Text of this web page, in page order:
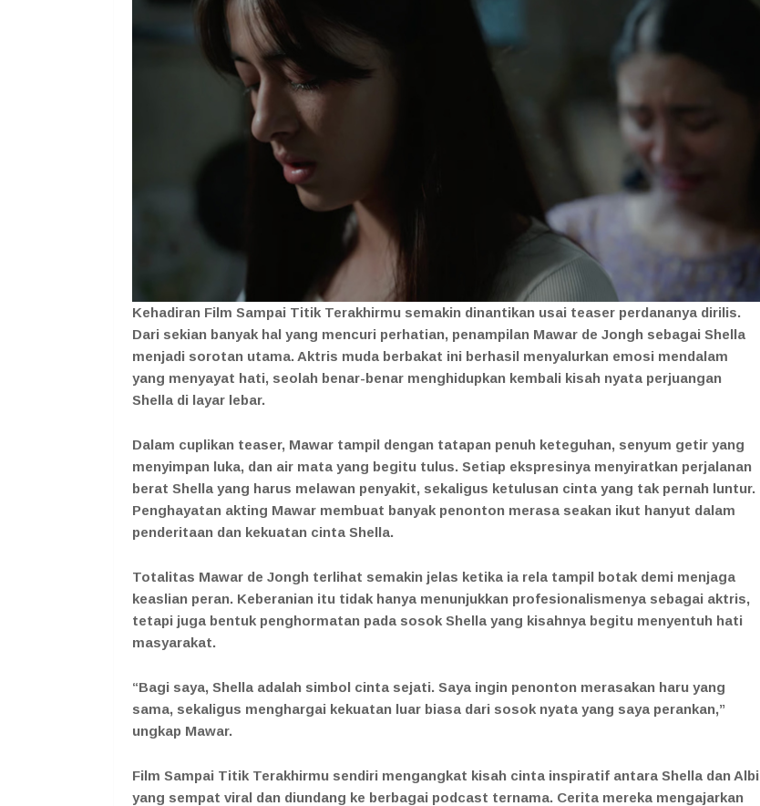
Kehadiran Film Sampai Titik Terakhirmu semakin dinantikan usai teaser perdananya dirilis.
Dari sekian banyak hal yang mencuri perhatian, penampilan Mawar de Jongh sebagai Shella
menjadi sorotan utama. Aktris muda berbakat ini berhasil menyalurkan emosi mendalam
yang menyayat hati, seolah benar-benar menghidupkan kembali kisah nyata perjuangan
Shella di layar lebar.
Dalam cuplikan teaser, Mawar tampil dengan tatapan penuh keteguhan, senyum getir yang
menyimpan luka, dan air mata yang begitu tulus. Setiap ekspresinya menyiratkan perjalanan
berat Shella yang harus melawan penyakit, sekaligus ketulusan cinta yang tak pernah luntur.
Penghayatan akting Mawar membuat banyak penonton merasa seakan ikut hanyut dalam
penderitaan dan kekuatan cinta Shella.
Totalitas Mawar de Jongh terlihat semakin jelas ketika ia rela tampil botak demi menjaga
keaslian peran. Keberanian itu tidak hanya menunjukkan profesionalismenya sebagai aktris,
tetapi juga bentuk penghormatan pada sosok Shella yang kisahnya begitu menyentuh hati
masyarakat.
“Bagi saya, Shella adalah simbol cinta sejati. Saya ingin penonton merasakan haru yang
sama, sekaligus menghargai kekuatan luar biasa dari sosok nyata yang saya perankan,”
ungkap Mawar.
Film Sampai Titik Terakhirmu sendiri mengangkat kisah cinta inspiratif antara Shella dan Albi
yang sempat viral dan diundang ke berbagai podcast ternama. Cerita mereka mengajarkan